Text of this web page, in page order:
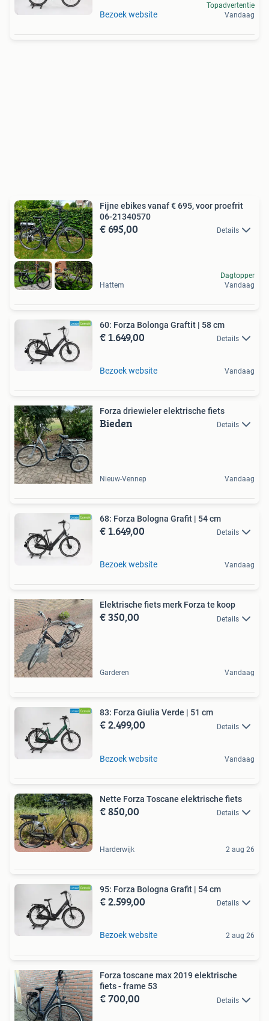
Bezoek website
Topadvertentie
Vandaag
Fijne ebikes vanaf € 695, voor proefrit
06-21340570
€ 695,00 Details
Hattem
Dagtopper
Vandaag
60: Forza Bolonga Graftit | 58 cm
€ 1.649,00 Details
Bezoek website Vandaag
Forza driewieler elektrische fiets
Bieden Details
Nieuw-Vennep Vandaag
68: Forza Bologna Grafit | 54 cm
€ 1.649,00 Details
Bezoek website Vandaag
Elektrische fiets merk Forza te koop
€ 350,00 Details
Garderen Vandaag
83: Forza Giulia Verde | 51 cm
€ 2.499,00 Details
Bezoek website Vandaag
Nette Forza Toscane elektrische fiets
€ 850,00 Details
Harderwijk 2 aug 26
95: Forza Bologna Grafit | 54 cm
€ 2.599,00 Details
Bezoek website 2 aug 26
Forza toscane max 2019 elektrische
fiets - frame 53
€ 700,00 Details